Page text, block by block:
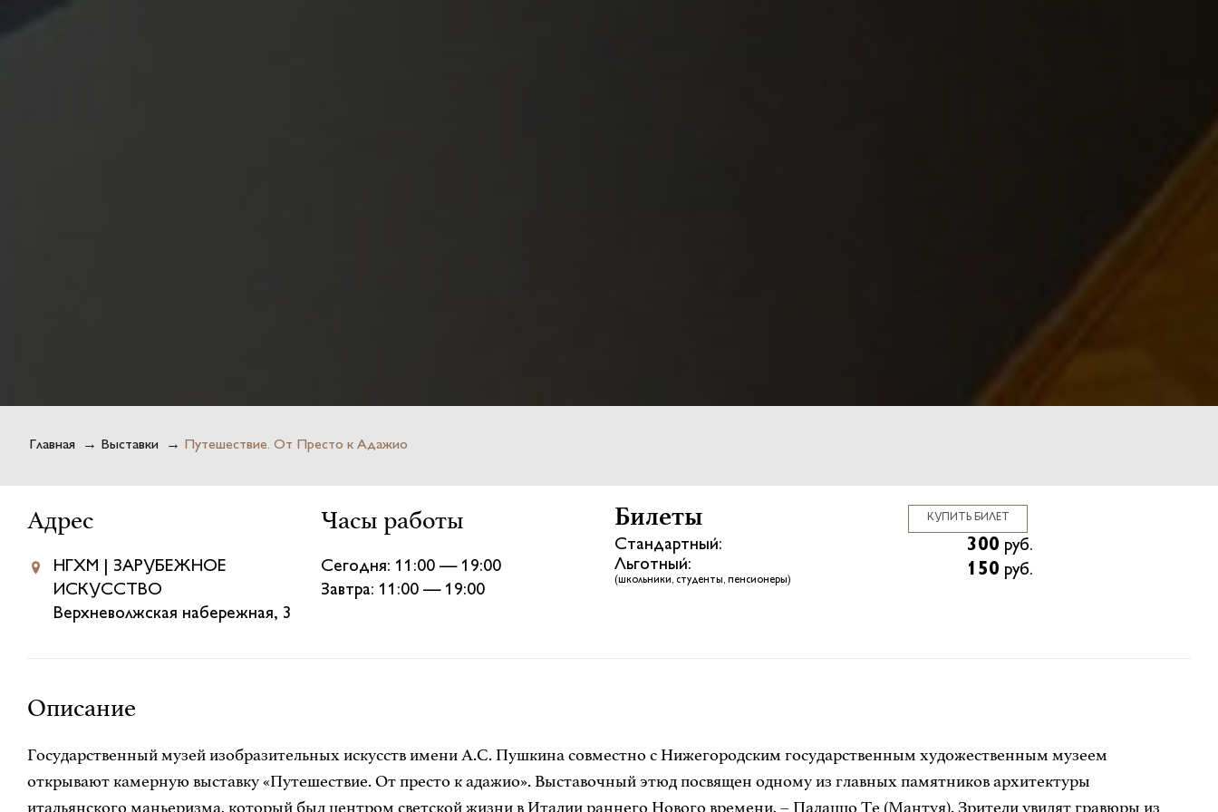
Главная → Выставки → Путешествие. От Престо к Адажио
Адрес
НГХМ | ЗАРУБЕЖНОЕ
ИСКУССТВО
Верхневолжская набережная, 3
Часы работы
Сегодня: 11:00 — 19:00
Завтра: 11:00 — 19:00
Билеты КУПИТЬ БИЛЕТ
Стандартный: 300 руб.
Льготный:
(школьники, студенты, пенсионеры)
150 руб.
Описание
Государственный музей изобразительных искусств имени А.С. Пушкина совместно с Нижегородским государственным художественным музеем
открывают камерную выставку «Путешествие. От престо к адажио». Выставочный этюд посвящен одному из главных памятников архитектуры
итальянского маньеризма, который был центром светской жизни в Италии раннего Нового времени, – Палаццо Те (Мантуя). Зрители увидят гравюры из